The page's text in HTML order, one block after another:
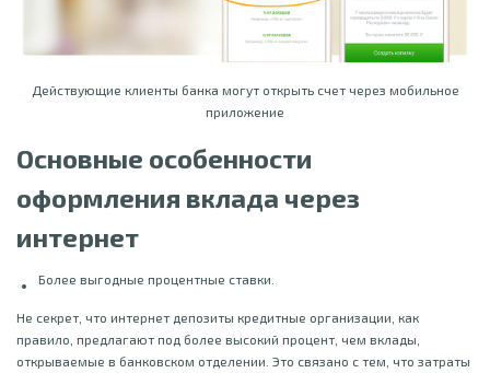
Действующие клиенты банка могут открыть счет через мобильное
приложение
Основные особенности
оформления вклада через
интернет
Более выгодные процентные ставки.
Не секрет, что интернет депозиты кредитные организации, как
правило, предлагают под более высокий процент, чем вклады,
открываемые в банковском отделении. Это связано с тем, что затраты